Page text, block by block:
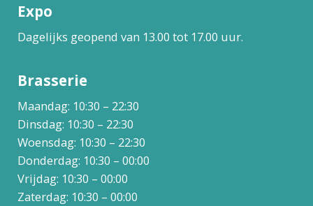
Expo
Dagelijks geopend van 13.00 tot 17.00 uur.
Brasserie
Maandag: 10:30 – 22:30
Dinsdag: 10:30 – 22:30
Woensdag: 10:30 – 22:30
Donderdag: 10:30 – 00:00
Vrijdag: 10:30 – 00:00
Zaterdag: 10:30 – 00:00